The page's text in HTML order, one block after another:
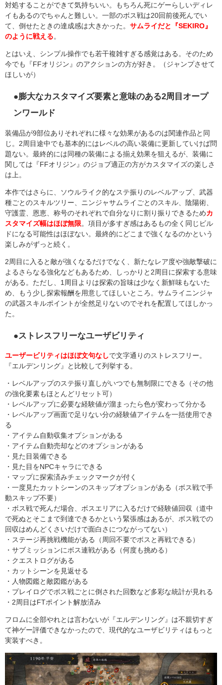
対処することができて気持ちいい。もちろん死にゲーらしいディレ
イもあるのでちゃんと難しい。一部のボス戦は20回前後死んでい
て、倒せたときの達成感は大きかった。 サムライだと『SEKIRO』
のように戦える 。
とはいえ、シンプル操作でも若干複雑すぎる感覚はある。そのため
今でも『FFオリジン』のアクションの方が好き。（ジャンプさせて
ほしいが）
●膨大なカスタマイズ要素と意味のある2周目オープ
ンワールド
装備品が9部位ありそれぞれに様々な効果があるのは関連作品と同
じ。2周目途中でも基本的にはレベルの高い装備に更新していけば問
題ない。最終的には同種の装備による揃え効果を狙えるが、装備に
関しては『FFオリジン』のジョブ適正の方がカスタマイズの楽しさ
は上。
本作ではさらに、ソウルライク的なステ振りのレベルアップ、武器
種ごとのスキルツリー、ニンジャサムライごとのスキル、陰陽術、
守護霊、恩恵、称号のそれぞれで自分なりに割り振りできるためカ
スタマイズ幅はほぼ無限 。項目が多すぎ感はあるもの全く同じビル
ドになる可能性はほぼない。最終的にどこまで強くなるのかという
楽しみがずっと続く。
2周目に入ると敵が強くなるだけでなく、新たなレア度や強敵撃破に
よるさらなる強化などもあるため、しっかりと2周目に探索する意味
がある。ただし、1周目よりは探索の旨味は少なく新鮮味もないた
め、もう少し探索報酬を用意してほしいところ。サムライニンジャ
の武器スキルポイントが全然足りないのでそれを配置してほしかっ
た。
●ストレスフリーなユーザビリティ
ユーザービリティはほぼ文句なしで文字通りのストレスフリー。
『エルデンリング』と比較して列挙する。
・レベルアップのステ振り直しがいつでも無制限にできる（その他
の強化要素もほとんどリセット可）
・レベルアップに必要な経験値が溜まったら色が変わって分かる
・レベルアップ画面で足りない分の経験値アイテムを一括使用でき
る
・アイテム自動収集オプションがある
・アイテム自動売却などのオプションがある
・見た目装備できる
・見た目をNPCキャラにできる
・マップに探索済みチェックマークが付く
・一度見たカットシーンのスキップオプションがある（ボス戦で手
動スキップ不要）
・ボス戦で死んだ場合、ボスエリアに入るだけで経験値回収（道中
で死ぬとそこまで到達できるかという緊張感はあるが、ボス戦での
回収はめんどくさいだけで面白さにつながってない）
・ステージ再挑戦機能がある（周回不要でボスと再戦できる）
・サブミッションにボス連戦がある（何度も挑める）
・クエストログがある
・カットシーンを見返せる
・人物図鑑と敵図鑑がある
・プレイログでボス戦ごとに倒された回数など多彩な統計が見れる
・2周目はFTポイント解放済み
フロムに全部やれとは言わないが『エルデンリング』は不親切すぎ
て神ゲー評価できなかったので、現代的なユーザビリティはもっと
実装すべき。